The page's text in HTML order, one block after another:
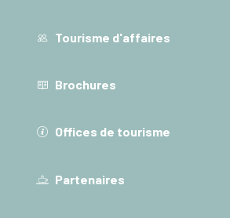
Tourisme d'affaires
Brochures
Offices de tourisme
Partenaires